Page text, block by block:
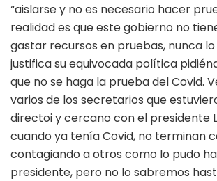
“aislarse y no es necesario hacer
realidad es que este gobierno no
gastar recursos en pruebas, nunca lo
justifica su equivocada política
que no se haga la prueba del Covid.
varios de los secretarios que
directoi y cercano con el presidente
cuando ya tenía Covid, no terminan
contagiando a otros como lo pudo
presidente, pero no lo sabremos